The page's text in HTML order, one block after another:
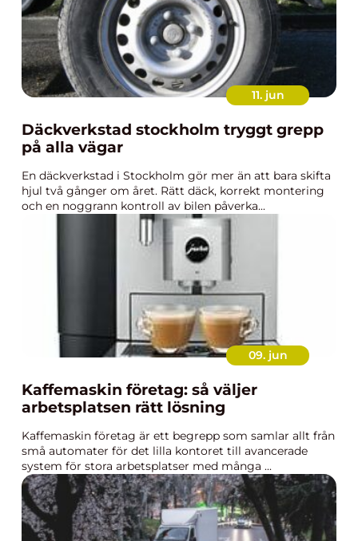
11. jun
Däckverkstad stockholm tryggt grepp
på alla vägar
En däckverkstad i Stockholm gör mer än att bara skifta
hjul två gånger om året. Rätt däck, korrekt montering
och en noggrann kontroll av bilen påverka...
09. jun
Kaffemaskin företag: så väljer
arbetsplatsen rätt lösning
Kaffemaskin företag är ett begrepp som samlar allt från
små automater för det lilla kontoret till avancerade
system för stora arbetsplatser med många ...